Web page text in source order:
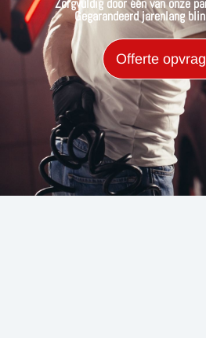
Gegarandeerd jarenlang
Offerte